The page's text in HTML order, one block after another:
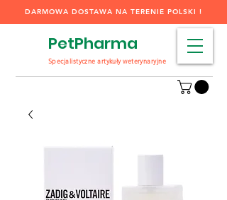
DARMOWA DOSTAWA NA TERENIE POLSKI !
PetPharma
Specjalistyczne artykuły weterynaryjne